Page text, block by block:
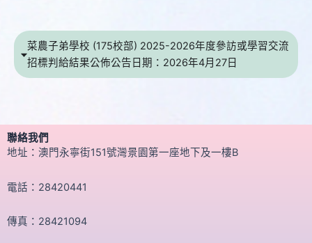
菜農子弟學校 (175校部) 2025-2026年度參訪或學習交流
招標判給結果公佈公告日期：2026年4月27日
聯絡我們
地址：澳門永寧街151號灣景園第一座地下及一樓B
電話：28420441
傳真：28421094